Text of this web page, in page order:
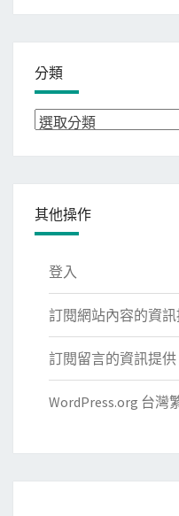
分類
分
其他操作
登入
訂閱網站內容的資
訂閱留言的資訊提供
WordPress.org 台灣